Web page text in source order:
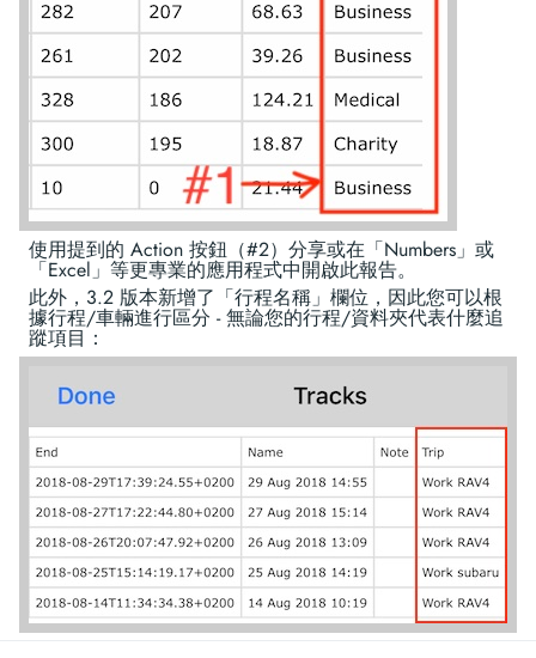
使用提到的 Action 按鈕（#2）分享或在「Numbers」或
「Excel」等更專業的應用程式中開啟此報告。
此外，3.2 版本新增了「行程名稱」欄位，因此您可以根
據行程/車輛進行區分 - 無論您的行程/資料夾代表什麼追
蹤項目：